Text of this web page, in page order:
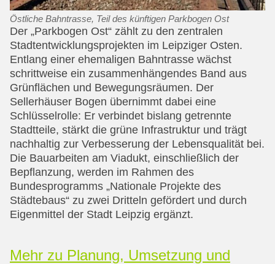
Östliche Bahntrasse, Teil des künftigen Parkbogen Ost
Der „Parkbogen Ost“ zählt zu den zentralen
Stadtentwicklungsprojekten im Leipziger Osten.
Entlang einer ehemaligen Bahntrasse wächst
schrittweise ein zusammenhängendes Band aus
Grünflächen und Bewegungsräumen. Der
Sellerhäuser Bogen übernimmt dabei eine
Schlüsselrolle: Er verbindet bislang getrennte
Stadtteile, stärkt die grüne Infrastruktur und trägt
nachhaltig zur Verbesserung der Lebensqualität bei.
Die Bauarbeiten am Viadukt, einschließlich der
Bepflanzung, werden im Rahmen des
Bundesprogramms „Nationale Projekte des
Städtebaus“ zu zwei Dritteln gefördert und durch
Eigenmittel der Stadt Leipzig ergänzt.
Mehr zu Planung, Umsetzung und